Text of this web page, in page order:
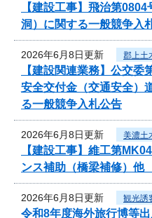
【建設工事】飛治第
洞）に関する一般競争入
2026年6月8日更新 郡上土
【建設関連業務】公交委
安全交付金（交通安全）
る一般競争入札公告
2026年6月8日更新 美濃土
【建設工事】維工第
ンス補助（橋梁補修）
2026年6月8日更新 観光誘
令和8年度海外旅行博等